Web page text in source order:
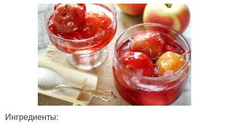
Ингредиенты: